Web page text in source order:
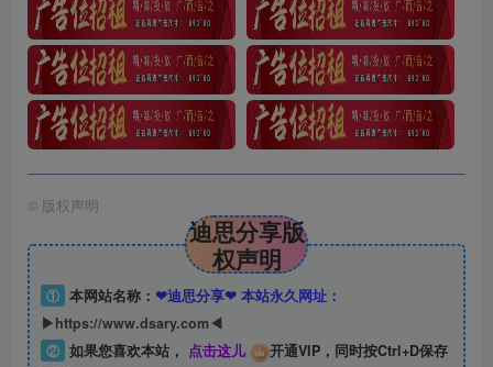
© 版权声明
迪思分享版
权声明
① 本网站名称： ❤迪思分享❤ 本站永久网址：
▶https://www.dsary.com◀
② 如果您喜欢本站， 点击这儿
开通VIP，同时按Ctrl+D保存